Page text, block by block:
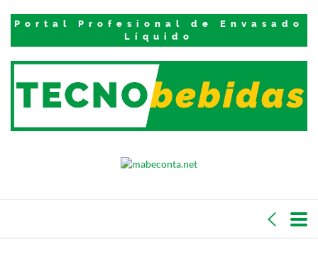
Portal Profesional de Envasado
Líquido